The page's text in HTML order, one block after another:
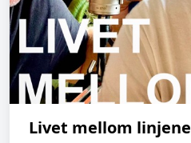
Livet mellom linjene